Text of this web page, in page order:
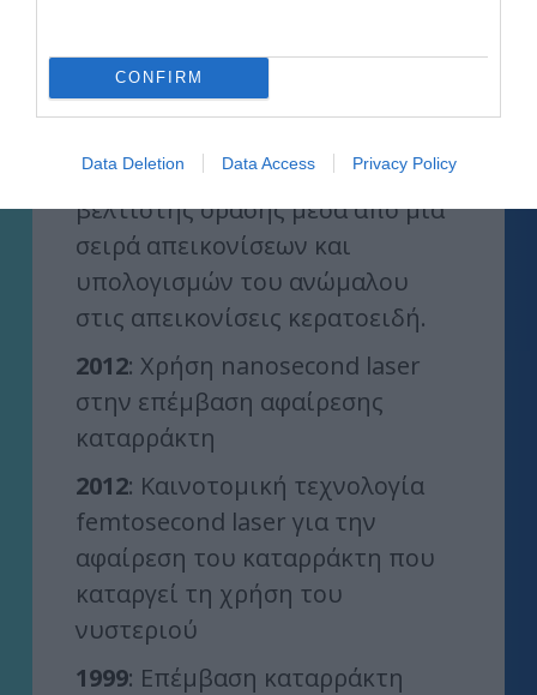
CONFIRM
Data Deletion Data Access Privacy Policy
ενδοφακών
2016: Πρωτοποριακοί
του ενδοφακού για την απόδοση
βέλτιστης όρασης μέσα από μια
σειρά απεικονίσεων και
υπολογισμών του ανώμαλου
στις απεικονίσεις κερατοειδή.
2012: Χρήση nanosecond laser
στην επέμβαση αφαίρεσης
καταρράκτη
2012: Καινοτομική τεχνολογία
femtosecond laser για την
αφαίρεση του καταρράκτη που
καταργεί τη χρήση του
νυστεριού
1999: Επέμβαση καταρράκτη